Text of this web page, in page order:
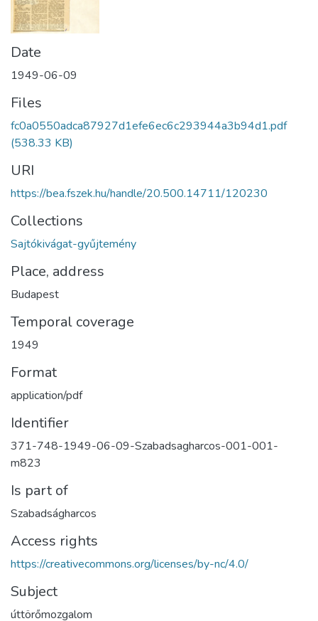
Date
1949-06-09
Files
fc0a0550adca87927d1efe6ec6c293944a3b94d1.pdf
(538.33 KB)
URI
https://bea.fszek.hu/handle/20.500.14711/120230
Collections
Sajtókivágat-gyűjtemény
Place, address
Budapest
Temporal coverage
1949
Format
application/pdf
Identifier
371-748-1949-06-09-Szabadsagharcos-001-001-
m823
Is part of
Szabadságharcos
Access rights
https://creativecommons.org/licenses/by-nc/4.0/
Subject
úttörőmozgalom